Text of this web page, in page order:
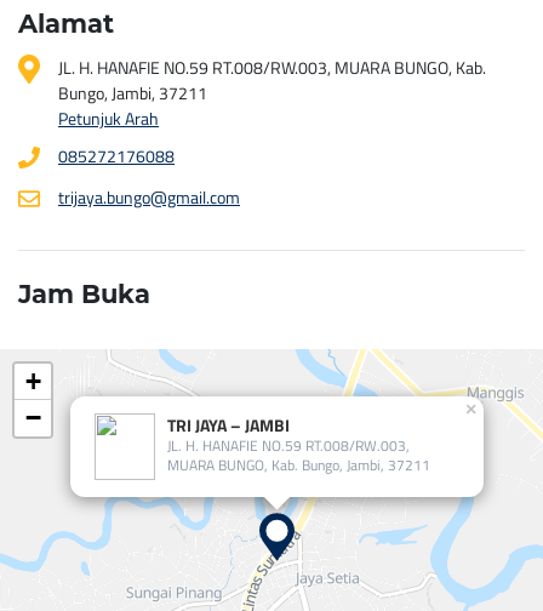
Alamat
JL. H. HANAFIE NO.59 RT.008/RW.003, MUARA BUNGO, Kab.
Bungo, Jambi, 37211
Petunjuk Arah
085272176088
trijaya.bungo@gmail.com
Jam Buka
TRI JAYA – JAMBI
JL. H. HANAFIE NO.59 RT.008/RW.003,
MUARA BUNGO, Kab. Bungo, Jambi, 37211
×
+
−